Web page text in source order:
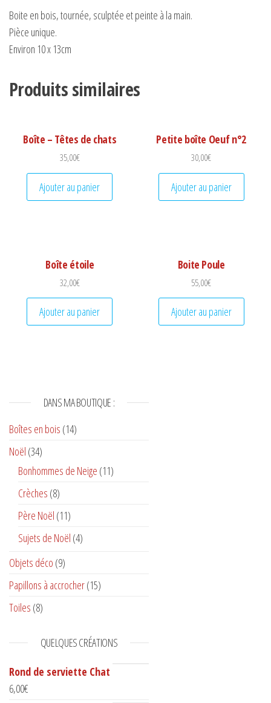
Boite en bois, tournée, sculptée et peinte à la main.
Pièce unique.
Environ 10 x 13cm
Produits similaires
Boîte – Têtes de chats
35,00€
Ajouter au panier
Petite boîte Oeuf n°2
30,00€
Ajouter au panier
Boîte étoile
32,00€
Ajouter au panier
Boite Poule
55,00€
Ajouter au panier
DANS MA BOUTIQUE :
Boîtes en bois (14)
Noël (34)
Bonhommes de Neige (11)
Crèches (8)
Père Noël (11)
Sujets de Noël (4)
Objets déco (9)
Papillons à accrocher(15)
Toiles (8)
QUELQUES CRÉATIONS
Rond de serviette Chat
6,00€